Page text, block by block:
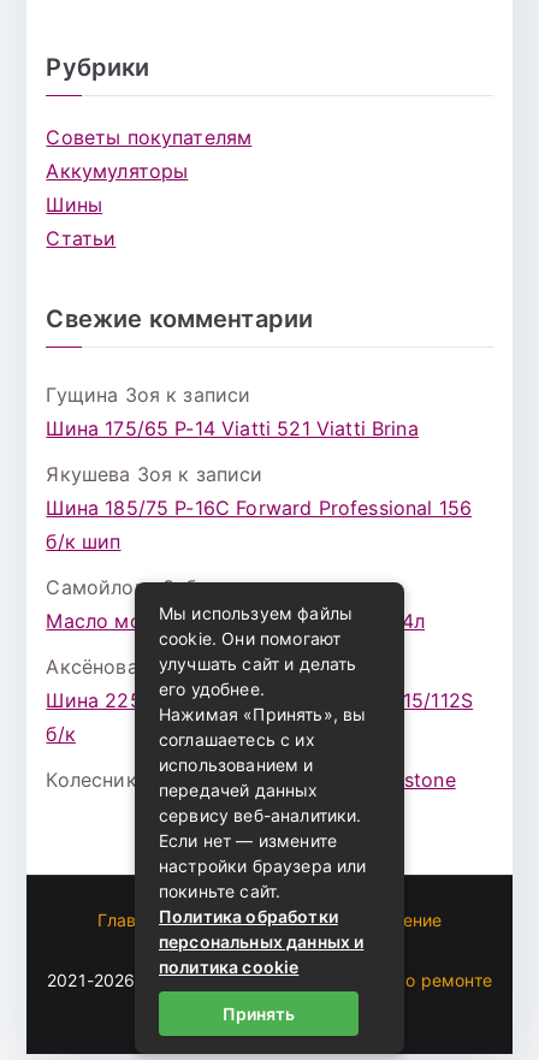
Рубрики
Советы покупателям
Аккумуляторы
Шины
Статьи
Свежие комментарии
Гущина Зоя к записи
Шина 175/65 Р-14 Viatti 521 Viatti Brina
Якушева Зоя к записи
Шина 185/75 Р-16С Forward Professional 156
б/к шип
Самойлова Забавак записи
Масло моторное ZIC X7 (A+) 10W30 4л
Аксёнова Адельк записи
Шина 225/75 Р-16 Nokian Rotiva HT 115/112S
б/к
Колесникова Аурикак записи Bridgestone
Главная
Пользовательское соглашение
Карта сайта
2021-2026 (c)Автоблог Владомира — все о ремонте
и эксплуатации авто
Мы используем файлы
cookie. Они помогают
улучшать сайт и делать
его удобнее.
Нажимая «Принять», вы
соглашаетесь с их
использованием и
передачей данных
сервису веб-аналитики.
Если нет — измените
настройки браузера или
покиньте сайт.
Политика обработки
персональных данных и
политика cookie
Принять